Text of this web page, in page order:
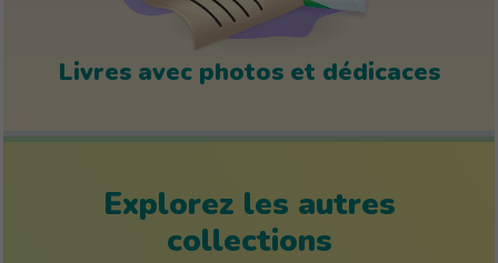
Livres avec photos et dédicaces
Explorez les autres
collections